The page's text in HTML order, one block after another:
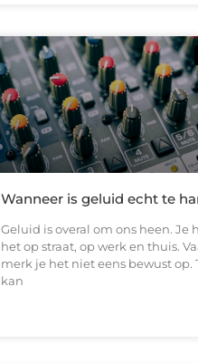
Wanneer is geluid echt te
Geluid is overal om ons heen. Je
het op straat, op werk en thuis.
merk je het niet eens bewust op.
kan